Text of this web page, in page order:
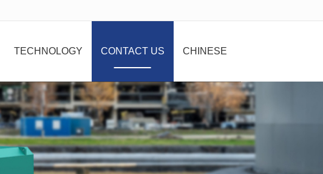
TECHNOLOGY CONTACT US CHINESE